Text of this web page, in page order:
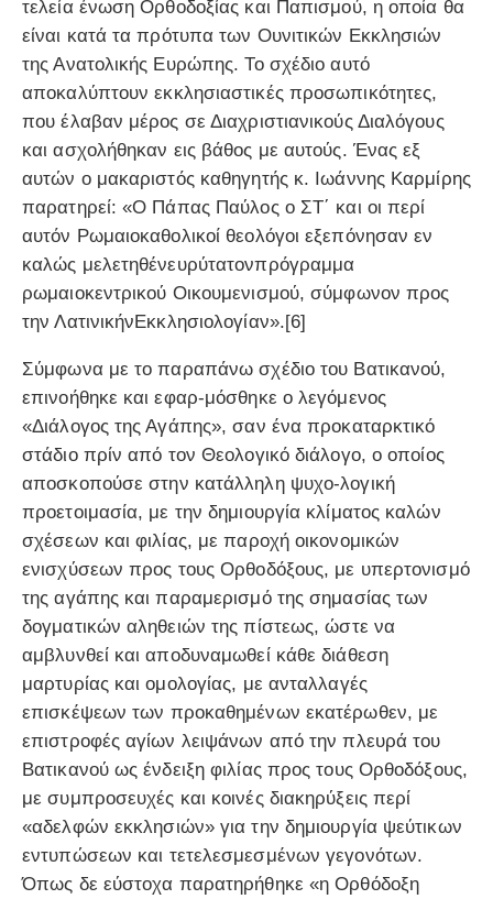
τελεία ένωση Ορθοδοξίας και Παπισμού, η οποία θα
είναι κατά τα πρότυπα των Ουνιτικών Εκκλησιών
της Ανατολικής Ευρώπης. Το σχέδιο αυτό
αποκαλύπτουν εκκλησιαστικές προσωπικότητες,
που έλαβαν μέρος σε Διαχριστιανικούς Διαλόγους
και ασχολήθηκαν εις βάθος με αυτούς. Ένας εξ
αυτών ο μακαριστός καθηγητής κ. Ιωάννης Καρμίρης
παρατηρεί: «Ο Πάπας Παύλος ο ΣΤ΄ και οι περί
αυτόν Ρωμαιοκαθολικοί θεολόγοι εξεπόνησαν εν
καλώς μελετηθένευρύτατονπρόγραμμα
ρωμαιοκεντρικού Οικουμενισμού, σύμφωνον προς
την ΛατινικήνΕκκλησιολογίαν».[6]
Σύμφωνα με το παραπάνω σχέδιο του Βατικανού,
επινοήθηκε και εφαρ-μόσθηκε ο λεγόμενος
«Διάλογος της Αγάπης», σαν ένα προκαταρκτικό
στάδιο πρίν από τον Θεολογικό διάλογο, ο οποίος
αποσκοπούσε στην κατάλληλη ψυχο-λογική
προετοιμασία, με την δημιουργία κλίματος καλών
σχέσεων και φιλίας, με παροχή οικονομικών
ενισχύσεων προς τους Ορθοδόξους, με υπερτονισμό
της αγάπης και παραμερισμό της σημασίας των
δογματικών αληθειών της πίστεως, ώστε να
αμβλυνθεί και αποδυναμωθεί κάθε διάθεση
μαρτυρίας και ομολογίας, με ανταλλαγές
επισκέψεων των προκαθημένων εκατέρωθεν, με
επιστροφές αγίων λειψάνων από την πλευρά του
Βατικανού ως ένδειξη φιλίας προς τους Ορθοδόξους,
με συμπροσευχές και κοινές διακηρύξεις περί
«αδελφών εκκλησιών» για την δημιουργία ψεύτικων
εντυπώσεων και τετελεσμεσμένων γεγονότων.
Όπως δε εύστοχα παρατηρήθηκε «η Ορθόδοξη